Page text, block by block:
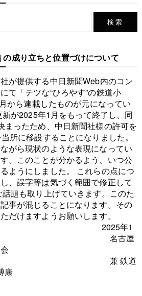
の成り立ちと位置づけについて
が提供する中日新聞Web内のコン
て「テツな“ひろやす”の鉄道小
から連載したものが元になってい
が2025年1月をもって終了し、同
まったため、中日新聞社様の許可を
所に移設することになりました。
がら現状のような表現になってい
。このことが分かるよう、いつ公
ようにしました。 これらの点につ
、誤字等は気づく範囲で修正して
題も取り上げていきます。このた
事が混じることになります。その
だけますようお願いします。
年1
古屋
鉄道
康